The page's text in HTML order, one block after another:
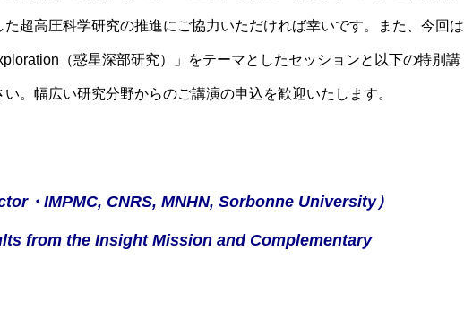
超高圧科学研究の推進にご協力いただければ幸いです。また、今回は
（惑星深部研究）」をテーマとしたセッションと以下の特別講
。幅広い研究分野からのご講演の申込を歓迎いたします。
・IMPMC, CNRS, MNHN, Sorbonne University）
from the Insight Mission and Complementary